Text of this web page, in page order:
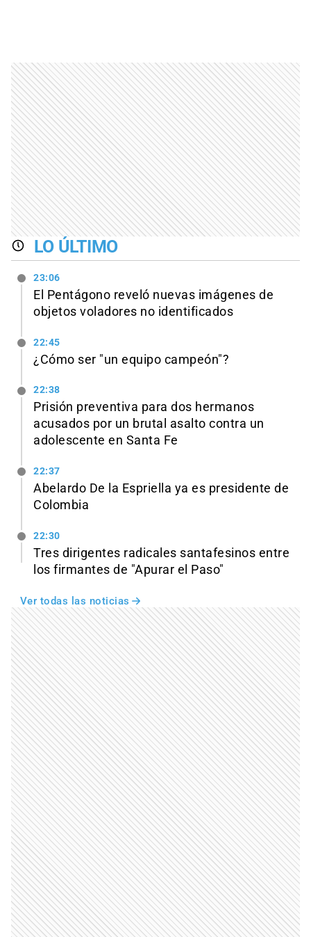
LO ÚLTIMO
23:06
El Pentágono reveló nuevas imágenes de
objetos voladores no identificados
22:45
¿Cómo ser "un equipo campeón"?
22:38
Prisión preventiva para dos hermanos
acusados por un brutal asalto contra un
adolescente en Santa Fe
22:37
Abelardo De la Espriella ya es presidente de
Colombia
22:30
Tres dirigentes radicales santafesinos entre
los firmantes de "Apurar el Paso"
Ver todas las noticias